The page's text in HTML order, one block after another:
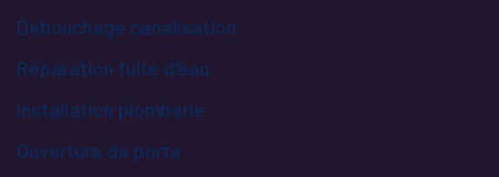
Débouchage canalisation
Réparation fuite d'eau
Installation plomberie
Ouverture de porte